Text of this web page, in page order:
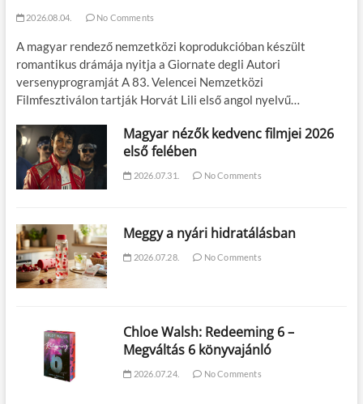
2026.08.04. No Comments
A magyar rendező nemzetközi koprodukcióban készült
romantikus drámája nyitja a Giornate degli Autori
versenyprogramját A 83. Velencei Nemzetközi
Filmfesztiválon tartják Horvát Lili első angol nyelvű…
Magyar nézők kedvenc filmjei 2026
első felében
2026.07.31. No Comments
Meggy a nyári hidratálásban
2026.07.28. No Comments
Chloe Walsh: Redeeming 6 –
Megváltás 6 könyvajánló
2026.07.24. No Comments